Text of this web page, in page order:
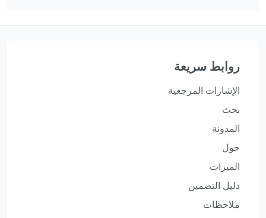
روابط سريعة
الإشارات المرجعية
بحث
المدونة
حول
الميزات
دليل التضمين
ملاحظات